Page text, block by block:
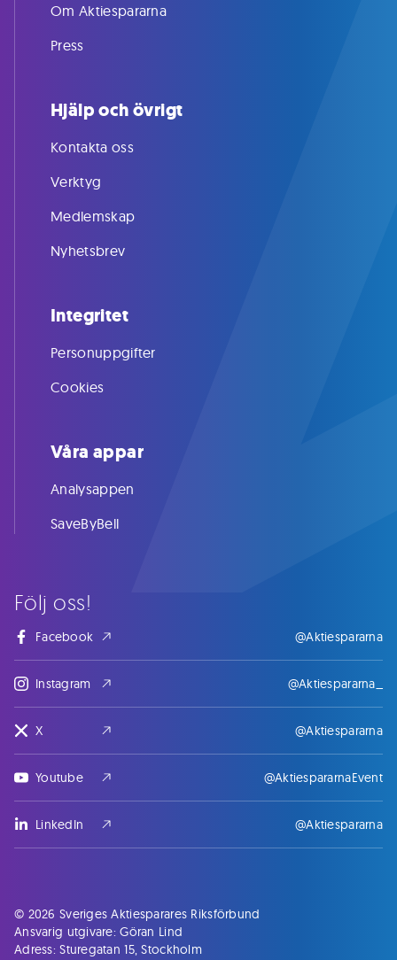
Följ oss!
Facebook @Aktiespararna
Instagram @Aktiespararna_
X @Aktiespararna
Youtube @AktiespararnaEvent
LinkedIn @Aktiespararna
Om Aktiespararna
Press
Hjälp och övrigt
Kontakta oss
Verktyg
Medlemskap
Nyhetsbrev
Integritet
Personuppgifter
Cookies
Våra appar
Analysappen
SaveByBell
© 2026 Sveriges Aktiesparares Riksförbund
Ansvarig utgivare: Göran Lind
Adress: Sturegatan 15, Stockholm